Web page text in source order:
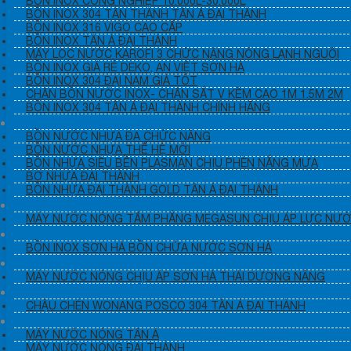
BỒN INOX 304 TÂN THÀNH TÂN Á ĐẠI THÀNH
BỒN INOX 316 VIGO CAO CẤP
BỒN INOX TÂN Á ĐẠI THÀNH
MÁY LỌC NƯỚC KAROFI 3 CHỨC NĂNG NÓNG LẠNH NGUỘI
BỒN INOX GIÁ RẺ DEKO, AN VIỆT SƠN HÀ
BỒN INOX 304 ĐẠI NAM GIÁ TỐT
CHÂN BỒN NƯỚC INOX- CHÂN SẮT V KẼM CAO 1M 1.5M 2M
BỒN INOX 304 TÂN Á ĐẠI THÀNH CHÍNH HÃNG
BỒN NƯỚC NHỰA ĐA CHỨC NĂNG
BỒN NƯỚC NHỰA THẾ HỆ MỚI
BỒN NHỰA SIÊU BỀN PLASMAN CHỊU PHÈN NẮNG MƯA
BƠ NHỰA ĐẠI THÀNH
BỒN NHỰA ĐẠI THÀNH GOLD TÂN Á ĐẠI THÀNH
MÁY NƯỚC NÓNG TẤM PHẲNG MEGASUN CHỊU ÁP LỰC
BỒN INOX SƠN HÀ BỒN CHỨA NƯỚC SƠN HÀ
MÁY NƯỚC NÓNG CHỊU ÁP SƠN HÀ THÁI DƯƠNG NĂNG
CHẬU CHÉN WONANG POSCO 304 TÂN Á ĐẠI THÀNH
MÁY NƯỚC NÓNG TÂN Á
MÁY NƯỚC NÓNG ĐẠI THÀNH